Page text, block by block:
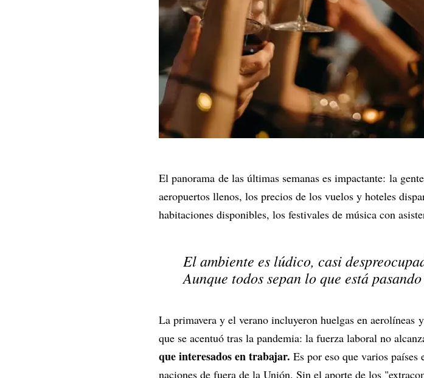
El panorama de las últimas semanas es impactante: la
aeropuertos llenos, los precios de los vuelos y hoteles
habitaciones disponibles, los festivales de música con
El ambiente es lúdico, casi
Aunque todos sepan lo que está
La primavera y el verano incluyeron huelgas en aerolíneas
que se acentuó tras la pandemia: la fuerza laboral no
que interesados en trabajar. Es por eso que varios países
naciones de fuera de la Unión. Sin el aporte de los